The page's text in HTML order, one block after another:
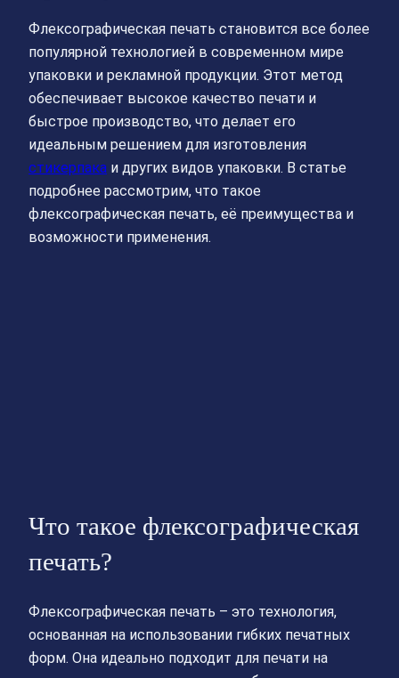
Флексографическая печать становится все более
популярной технологией в современном мире
упаковки и рекламной продукции. Этот метод
обеспечивает высокое качество печати и
быстрое производство, что делает его
идеальным решением для изготовления
стикерпака и других видов упаковки. В статье
подробнее рассмотрим, что такое
флексографическая печать, её преимущества и
возможности применения.
Что такое флексографическая
печать?
Флексографическая печать – это технология,
основанная на использовании гибких печатных
форм. Она идеально подходит для печати на